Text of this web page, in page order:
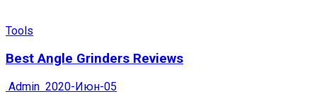
Tools
Best Angle Grinders Reviews
Admin 2020-Июн-05